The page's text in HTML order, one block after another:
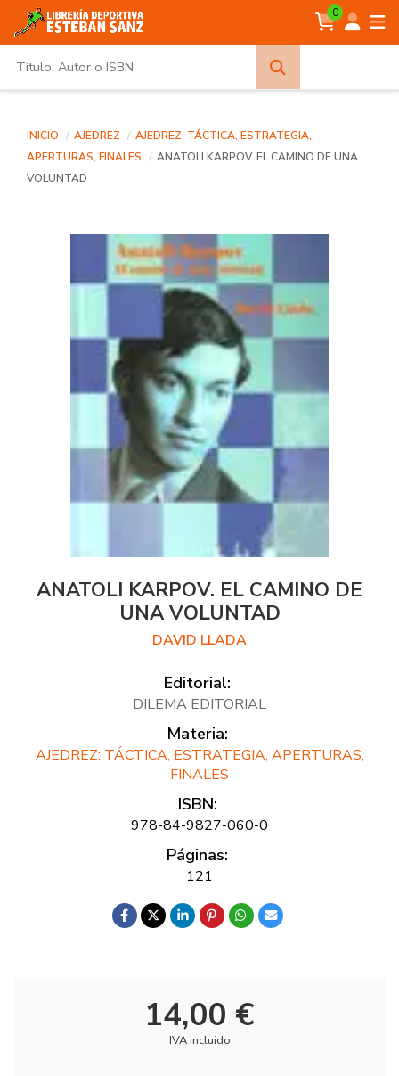
0
INICIO AJEDREZ
AJEDREZ: TÁCTICA, ESTRATEGIA,
APERTURAS, FINALES
ANATOLI KARPOV. EL CAMINO DE UNA
VOLUNTAD
ANATOLI KARPOV. EL CAMINO DE
UNA VOLUNTAD
DAVID LLADA
Editorial:
DILEMA EDITORIAL
Materia:
AJEDREZ: TÁCTICA, ESTRATEGIA, APERTURAS,
FINALES
ISBN:
978-84-9827-060-0
Páginas:
121
14,00 €
IVA incluido